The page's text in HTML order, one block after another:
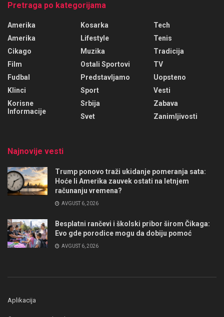
Pretraga po kategorijama
Amerika
Amerika
Cikago
Film
Fudbal
Klinci
Korisne
Informacije
Kosarka
Lifestyle
Muzika
Ostali Sportovi
Predstavljamo
Sport
Srbija
Svet
Tech
Tenis
Tradicija
TV
Uopsteno
Vesti
Zabava
Zanimljivosti
Najnovije vesti
Trump ponovo traži ukidanje pomeranja sata:
Hoće li Amerika zauvek ostati na letnjem
računanju vremena?
AVGUST 6, 2026
Besplatni rančevi i školski pribor širom Čikaga:
Evo gde porodice mogu da dobiju pomoć
AVGUST 6, 2026
Aplikacija